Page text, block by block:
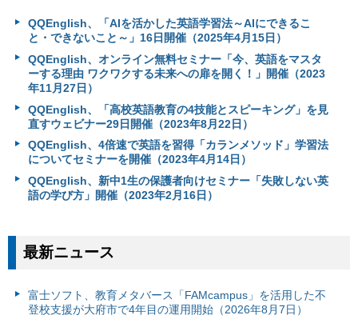
QQEnglish、「AIを活かした英語学習法～AIにできるこ
と・できないこと～」16日開催（2025年4月15日）
QQEnglish、オンライン無料セミナー「今、英語をマスタ
ーする理由 ワクワクする未来への扉を開く！」開催（2023
年11月27日）
QQEnglish、「高校英語教育の4技能とスピーキング」を見
直すウェビナー29日開催（2023年8月22日）
QQEnglish、4倍速で英語を習得「カランメソッド」学習法
についてセミナーを開催（2023年4月14日）
QQEnglish、新中1生の保護者向けセミナー「失敗しない英
語の学び方」開催（2023年2月16日）
最新ニュース
富⼠ソフト、教育メタバース「FAMcampus」を活用した不
登校支援が大府市で4年目の運用開始（2026年8月7日）